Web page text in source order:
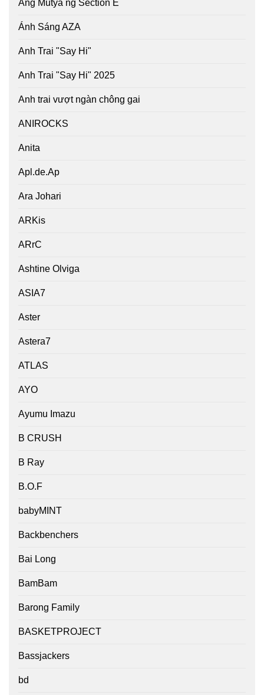
Ang Mutya ng Section E
Ánh Sáng AZA
Anh Trai "Say Hi"
Anh Trai "Say Hi" 2025
Anh trai vượt ngàn chông gai
ANIROCKS
Anita
Apl.de.Ap
Ara Johari
ARKis
ARrC
Ashtine Olviga
ASIA7
Aster
Astera7
ATLAS
AYO
Ayumu Imazu
B CRUSH
B Ray
B.O.F
babyMINT
Backbenchers
Bai Long
BamBam
Barong Family
BASKETPROJECT
Bassjackers
bd